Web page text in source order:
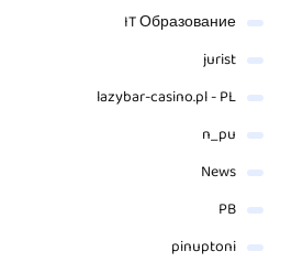
IT Образование
jurist
lazybar-casino.pl - PL
n_pu
News
PB
pinuptoni